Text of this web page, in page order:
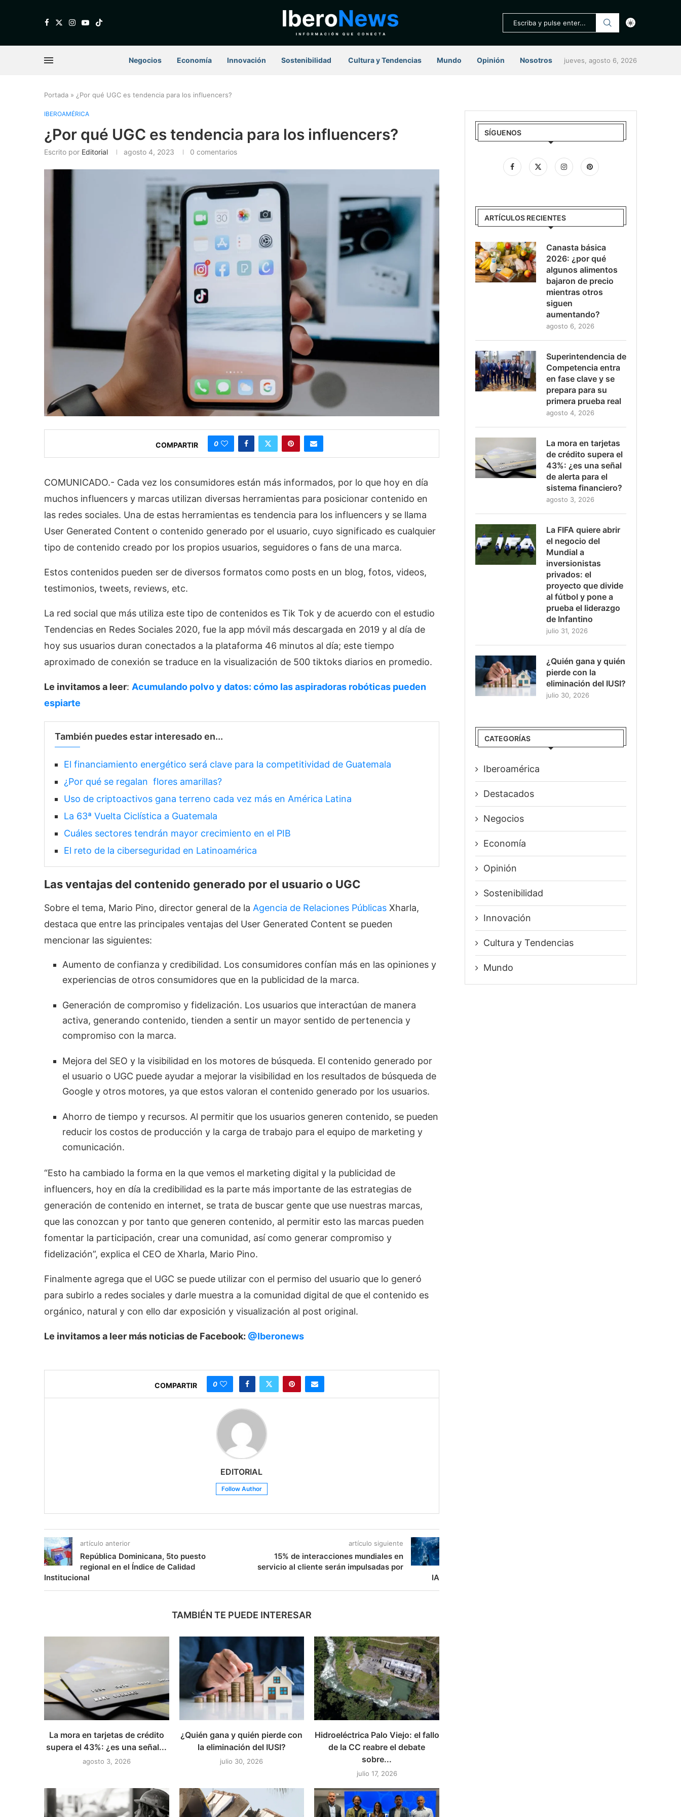
Negocios Economía Innovación Sostenibilidad ⁠ Cultura y Tendencias Mundo Opinión Nosotros jueves, agosto 6, 2026
Portada » ¿Por qué UGC es tendencia para los influencers?
IBEROAMÉRICA
¿Por qué UGC es tendencia para los influencers?
Escrito por Editorial agosto 4, 2023 0 comentarios
COMPARTIR 0
COMUNICADO.- Cada vez los consumidores están más informados, por lo que hoy en día
muchos influencers y marcas utilizan diversas herramientas para posicionar contenido en
las redes sociales. Una de estas herramientas es tendencia para los influencers y se llama
User Generated Content o contenido generado por el usuario, cuyo significado es cualquier
tipo de contenido creado por los propios usuarios, seguidores o fans de una marca.
Estos contenidos pueden ser de diversos formatos como posts en un blog, fotos, videos,
testimonios, tweets, reviews, etc.
La red social que más utiliza este tipo de contenidos es Tik Tok y de acuerdo con el estudio
Tendencias en Redes Sociales 2020, fue la app móvil más descargada en 2019 y al día de
hoy sus usuarios duran conectados a la plataforma 46 minutos al día; este tiempo
aproximado de conexión se traduce en la visualización de 500 tiktoks diarios en promedio.
Le invitamos a leer: Acumulando polvo y datos: cómo las aspiradoras robóticas pueden
espiarte
También puedes estar interesado en...
El financiamiento energético será clave para la competitividad de Guatemala
¿Por qué se regalan flores amarillas?
Uso de criptoactivos gana terreno cada vez más en América Latina
La 63ª Vuelta Ciclística a Guatemala
Cuáles sectores tendrán mayor crecimiento en el PIB
El reto de la ciberseguridad en Latinoamérica
Las ventajas del contenido generado por el usuario o UGC
Sobre el tema, Mario Pino, director general de la Agencia de Relaciones Públicas Xharla,
destaca que entre las principales ventajas del User Generated Content se pueden
mencionar las siguientes:
Aumento de confianza y credibilidad. Los consumidores confían más en las opiniones y
experiencias de otros consumidores que en la publicidad de la marca.
Generación de compromiso y fidelización. Los usuarios que interactúan de manera
activa, generando contenido, tienden a sentir un mayor sentido de pertenencia y
compromiso con la marca.
Mejora del SEO y la visibilidad en los motores de búsqueda. El contenido generado por
el usuario o UGC puede ayudar a mejorar la visibilidad en los resultados de búsqueda de
Google y otros motores, ya que estos valoran el contenido generado por los usuarios.
Ahorro de tiempo y recursos. Al permitir que los usuarios generen contenido, se pueden
reducir los costos de producción y la carga de trabajo para el equipo de marketing y
comunicación.
“Esto ha cambiado la forma en la que vemos el marketing digital y la publicidad de
influencers, hoy en día la credibilidad es la parte más importante de las estrategias de
generación de contenido en internet, se trata de buscar gente que use nuestras marcas,
que las conozcan y por tanto que generen contenido, al permitir esto las marcas pueden
fomentar la participación, crear una comunidad, así como generar compromiso y
fidelización”, explica el CEO de Xharla, Mario Pino.
Finalmente agrega que el UGC se puede utilizar con el permiso del usuario que lo generó
para subirlo a redes sociales y darle muestra a la comunidad digital de que el contenido es
orgánico, natural y con ello dar exposición y visualización al post original.
Le invitamos a leer más noticias de Facebook: @Iberonews
COMPARTIR 0
EDITORIAL
Follow Author
artículo anterior
República Dominicana, 5to puesto
regional en el Índice de Calidad
Institucional
artículo siguiente
15% de interacciones mundiales en
servicio al cliente serán impulsadas por
IA
TAMBIÉN TE PUEDE INTERESAR
La mora en tarjetas de crédito
supera el 43%: ¿es una señal...
agosto 3, 2026
¿Quién gana y quién pierde con
la eliminación del IUSI?
julio 30, 2026
Hidroeléctrica Palo Viejo: el fallo
de la CC reabre el debate
sobre...
julio 17, 2026
SÍGUENOS
ARTÍCULOS RECIENTES
Canasta básica
2026: ¿por qué
algunos alimentos
bajaron de precio
mientras otros
siguen
aumentando?
agosto 6, 2026
Superintendencia de
Competencia entra
en fase clave y se
prepara para su
primera prueba real
agosto 4, 2026
La mora en tarjetas
de crédito supera el
43%: ¿es una señal
de alerta para el
sistema financiero?
agosto 3, 2026
La FIFA quiere abrir
el negocio del
Mundial a
inversionistas
privados: el
proyecto que divide
al fútbol y pone a
prueba el liderazgo
de Infantino
julio 31, 2026
¿Quién gana y quién
pierde con la
eliminación del IUSI?
julio 30, 2026
CATEGORÍAS
Iberoamérica
Destacados
Negocios
Economía
Opinión
Sostenibilidad
Innovación
⁠Cultura y Tendencias
Mundo